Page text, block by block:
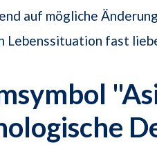
auf mögliche
Lebenssituation fast